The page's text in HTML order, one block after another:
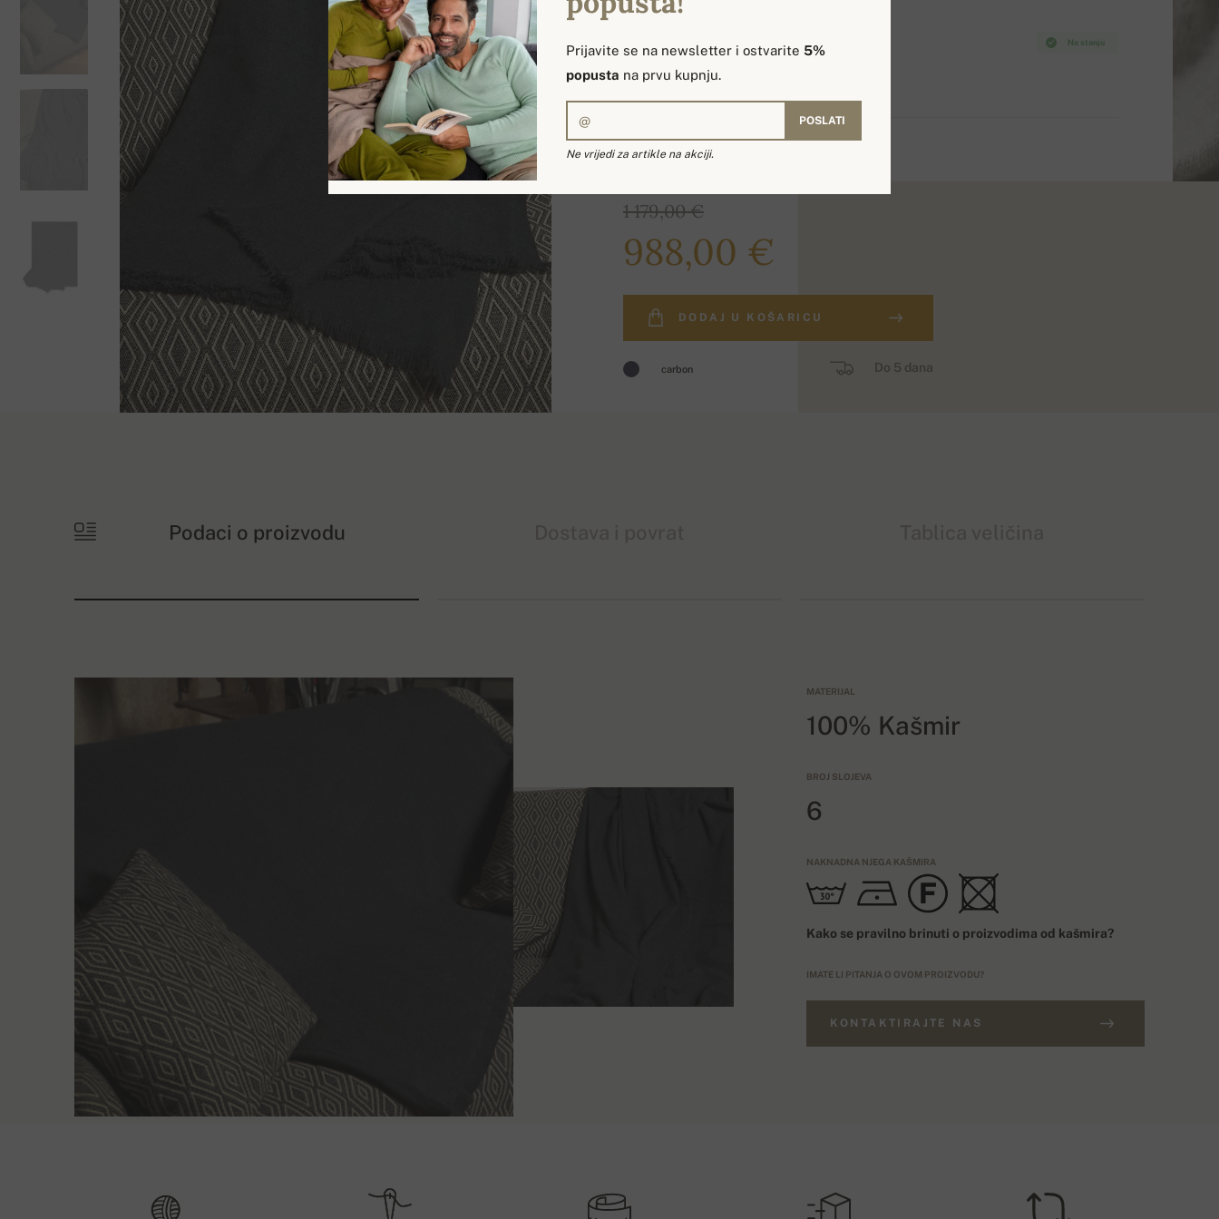
Na stanju
DOSTUPNE BOJE
1 179,00 €
988,00 €
DODAJ U KOŠARICU
carbon Do 5 dana
Podaci o proizvodu
MATERIJAL
100% Kašmir
BROJ SLOJEVA
6
NAKNADNA NJEGA KAŠMIRA
Kako se pravilno brinuti o proizvodima od kašmira?
IMATE LI PITANJA O OVOM PROIZVODU?
KONTAKTIRAJTE NAS
primitka narudžbe kontaktiramonaše
i obavijestimo ih sa predpostavljenim
TROŠAK DOSTAVE – PLAĆANJE KARTICOM
Prijavite se na newsletter i ostvarite 5%
popusta na prvu kupnju.
POSLATI
Ne vrijedi za artikle na akciji.